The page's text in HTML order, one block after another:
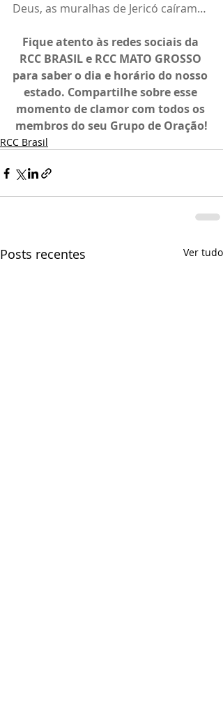
Deus, as muralhas de Jericó caíram…
Fique atento às redes sociais da
RCC BRASIL e RCC MATO GROSSO
para saber o dia e horário do nosso
estado. Compartilhe sobre esse
momento de clamor com todos os
membros do seu Grupo de Oração!
RCC Brasil
Posts recentes Ver tudo